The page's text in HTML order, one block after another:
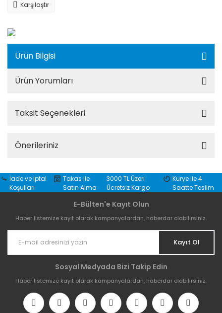
Karşılaştır
Ürün Bilgisi
Ürün Yorumları
Taksit Seçenekleri
Önerileriniz
İade ve İptal
Koşulları
Takas ile
Satın Alma
3000 TL Üzeri
Ücretsiz Kargo
Kurye ile 4
Saatte Teslim
E-Bülten'e Kayıt Olun
Haber listemize kayıt olarak kampanyalardan, haberdar olabilirsiniz.
Kayıt Ol
Sosyal Medyada Bizi Takip Edin
Haber listemize kayıt olarak kampanyalardan, haberdar olabilirsiniz.